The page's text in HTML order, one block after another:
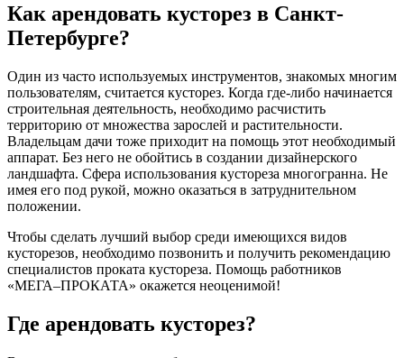
Как арендовать кусторез в Санкт-
Петербурге?
Один из часто используемых инструментов, знакомых многим
пользователям, считается кусторез. Когда где-либо начинается
строительная деятельность, необходимо расчистить
территорию от множества зарослей и растительности.
Владельцам дачи тоже приходит на помощь этот необходимый
аппарат. Без него не обойтись в создании дизайнерского
ландшафта. Сфера использования кустореза многогранна. Не
имея его под рукой, можно оказаться в затруднительном
положении.
Чтобы сделать лучший выбор среди имеющихся видов
кусторезов, необходимо позвонить и получить рекомендацию
специалистов проката кустореза. Помощь работников
«МЕГА‒ПРОКАТА» окажется неоценимой!
Где арендовать кусторез?